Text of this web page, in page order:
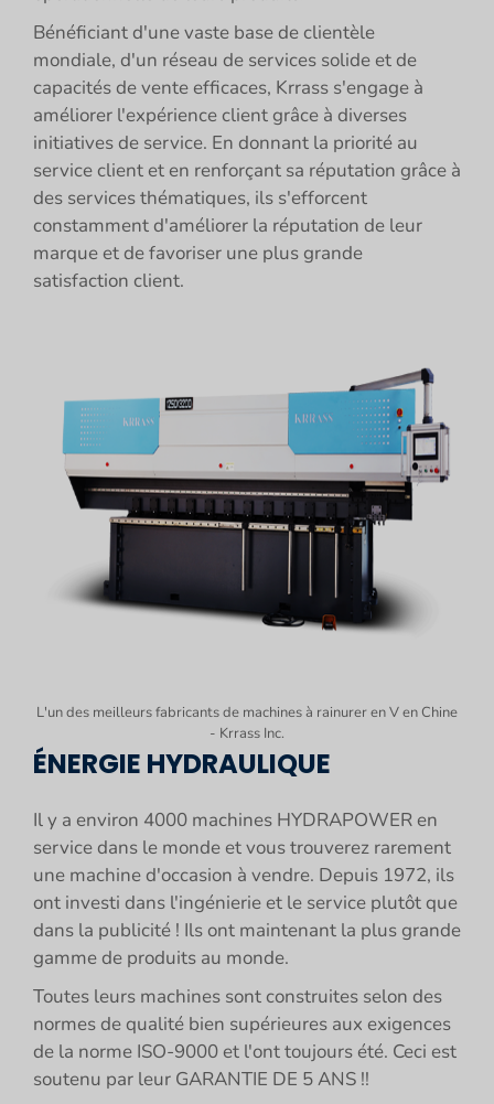
Bénéficiant d'une vaste base de clientèle
mondiale, d'un réseau de services solide et de
capacités de vente efficaces, Krrass s'engage à
améliorer l'expérience client grâce à diverses
initiatives de service. En donnant la priorité au
service client et en renforçant sa réputation grâce à
des services thématiques, ils s'efforcent
constamment d'améliorer la réputation de leur
marque et de favoriser une plus grande
satisfaction client.
L'un des meilleurs fabricants de machines à rainurer en V en Chine
- Krrass Inc.
ÉNERGIE HYDRAULIQUE
Il y a environ 4000 machines HYDRAPOWER en
service dans le monde et vous trouverez rarement
une machine d'occasion à vendre. Depuis 1972, ils
ont investi dans l'ingénierie et le service plutôt que
dans la publicité ! Ils ont maintenant la plus grande
gamme de produits au monde.
Toutes leurs machines sont construites selon des
normes de qualité bien supérieures aux exigences
de la norme ISO-9000 et l'ont toujours été. Ceci est
soutenu par leur GARANTIE DE 5 ANS !!